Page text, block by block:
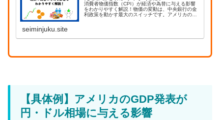
消費者物価指数（CPI）が経済や為替に与える影響
をわかりやすく解説！物価の変動は、中央銀行の金
利政策を動かす最大のスイッチです。アメリカの
seiminjuku.site
【具体例】アメリカのGDP発表が
円・ドル相場に与える影響